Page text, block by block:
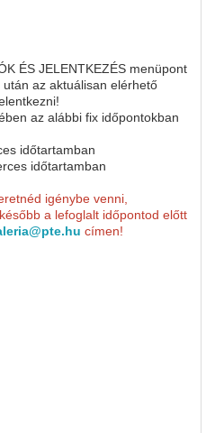
ÉS JELENTKEZÉS menüpont
az aktuálisan elérhető
az alábbi fix időpontokban
időtartamban
időtartamban
igénybe venni,
a lefoglalt időpontod előtt
címen!